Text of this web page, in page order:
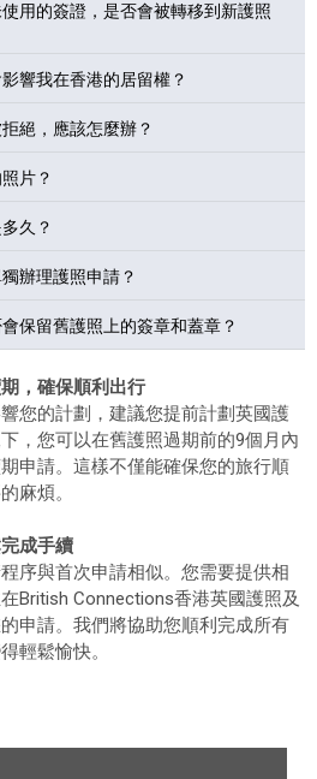
用的簽證，是否會被轉移到新護照
響我在香港的居留權？
絕，應該怎麼辦？
片？
久？
辦理護照申請？
保留舊護照上的簽章和蓋章？
，確保順利出行
您的計劃，建議您提前計劃英國護
，您可以在舊護照過期前的9個月內
申請。這樣不僅能確保您的旅行順
麻煩。
成手續
序與首次申請相似。您需要提供相
British Connections香港英國護照及
申請。我們將協助您順利完成所有
輕鬆愉快。